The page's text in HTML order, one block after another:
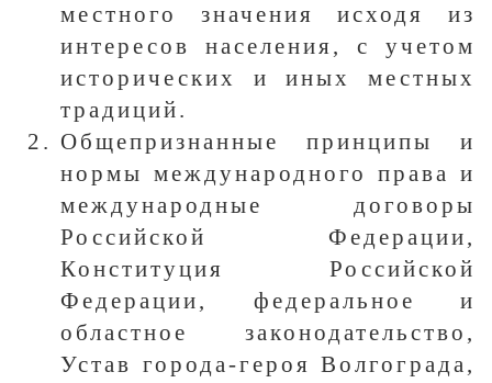
местного значения исходя из
интересов населения, с учетом
исторических и иных местных
традиций.
Общепризнанные принципы и
нормы международного права и
международные договоры
Российской Федерации,
Конституция Российской
Федерации, федеральное и
областное законодательство,
Устав города-героя Волгограда,